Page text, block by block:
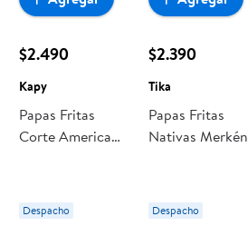
$2.490
Kapy
Papas Fritas
Corte Americano
Despacho
$2.390
Tika
Papas Fritas
Nativas Merkén
Despacho